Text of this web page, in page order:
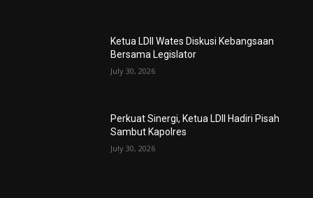
Ketua LDII Wates Diskusi Kebangsaan
Bersama Legislator
July 30, 2026
Perkuat Sinergi, Ketua LDII Hadiri Pisah
Sambut Kapolres
July 30, 2026